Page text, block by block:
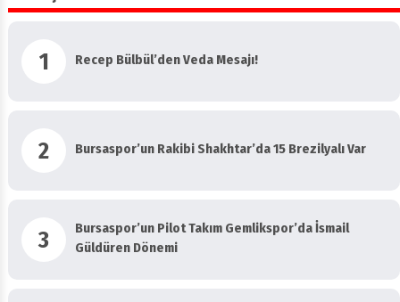
ÖNE ÇIKANLAR
1 Recep Bülbül’den Veda Mesajı!
2 Bursaspor’un Rakibi Shakhtar’da 15 Brezilyalı Var
3
Bursaspor’un Pilot Takım Gemlikspor’da İsmail